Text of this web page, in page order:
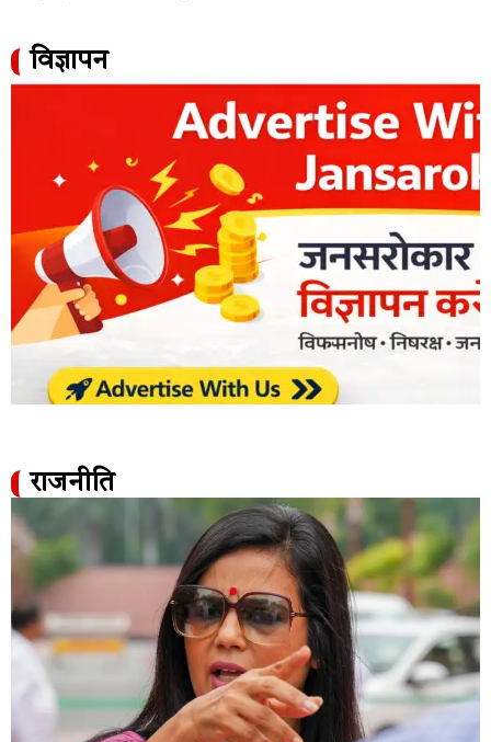
विज्ञापन
राजनीति